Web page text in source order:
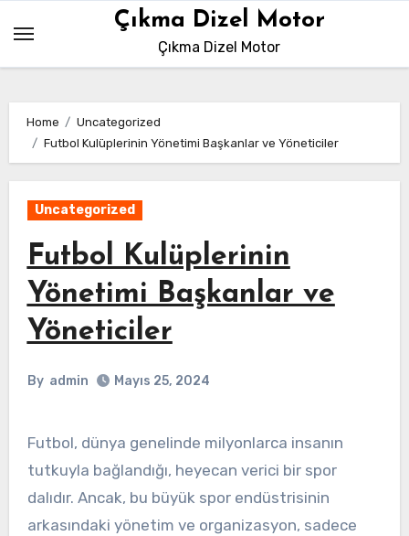
content
Çıkma Dizel Motor
Çıkma Dizel Motor
Home
Uncategorized
Futbol Kulüplerinin Yönetimi Başkanlar ve Yöneticiler
Uncategorized
Futbol Kulüplerinin
Yönetimi Başkanlar ve
Yöneticiler
By admin Mayıs 25, 2024
Futbol, dünya genelinde milyonlarca insanın
tutkuyla bağlandığı, heyecan verici bir spor
dalıdır. Ancak, bu büyük spor endüstrisinin
arkasındaki yönetim ve organizasyon, sadece